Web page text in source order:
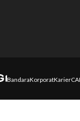
BandaraKorporatKarierCAI